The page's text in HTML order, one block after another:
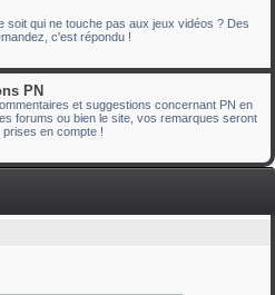
soit qui ne touche pas aux jeux vidéos ? Des
c'est répondu !
PN
et suggestions concernant PN en
forums ou bien le site, vos remarques seront
en compte !